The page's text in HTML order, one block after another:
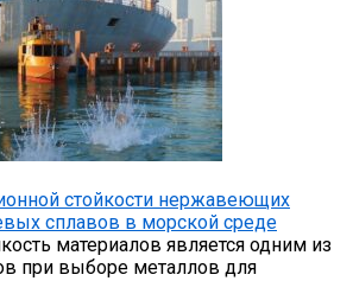
стойкости нержавеющих
сплавов в морской среде
материалов является одним из
при выборе металлов для